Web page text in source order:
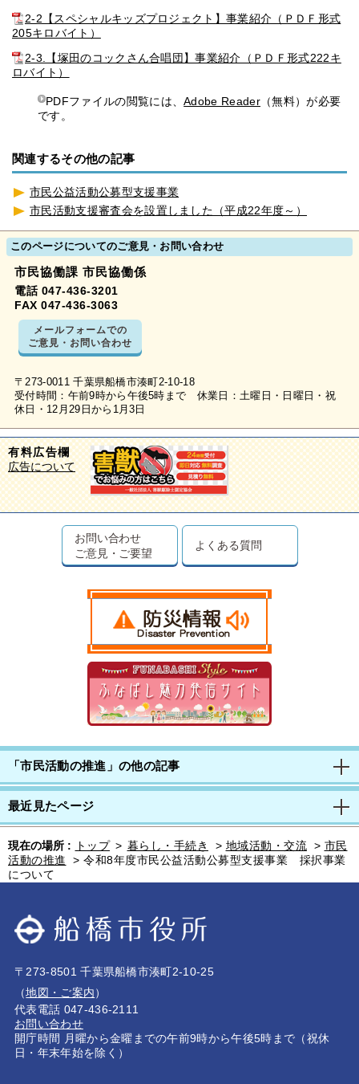
2-2【スペシャルキッズプロジェクト】事業紹介（ＰＤＦ形式
205キロバイト）
2-3.【塚田のコックさん合唱団】事業紹介（ＰＤＦ形式222キ
ロバイト）
PDFファイルの閲覧には、Adobe Reader （無料）が必要
です。
関連するその他の記事
市民公益活動公募型支援事業
市民活動支援審査会を設置しました（平成22年度～）
このページについてのご意見・お問い合わせ
市民協働課 市民協働係
電話 047-436-3201
FAX 047-436-3063
メールフォームでの
ご意見・お問い合わせ
〒273-0011 千葉県船橋市湊町2-10-18
受付時間：午前9時から午後5時まで 休業日：土曜日・日曜日・祝
休日・12月29日から1月3日
有料広告欄
広告について
お問い合わせ
ご意見・ご要望
よくある質問
「市民活動の推進」の他の記事
最近見たページ
現在の場所 : トップ > 暮らし・手続き > 地域活動・交流 > 市民
活動の推進
> 令和8年度市民公益活動公募型支援事業 採択事業
について
〒273-8501 千葉県船橋市湊町2-10-25
（地図・ご案内）
代表電話 047-436-2111
お問い合わせ
開庁時間 月曜から金曜までの午前9時から午後5時まで（祝休
日・年末年始を除く）